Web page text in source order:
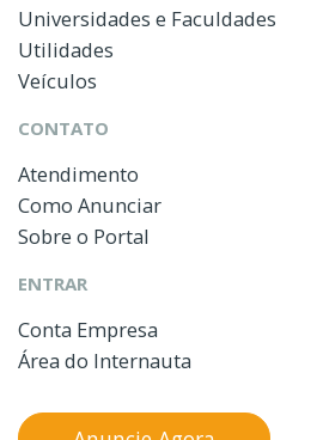
Universidades e Faculdades
Utilidades
Veículos
CONTATO
Atendimento
Como Anunciar
Sobre o Portal
ENTRAR
Conta Empresa
Área do Internauta